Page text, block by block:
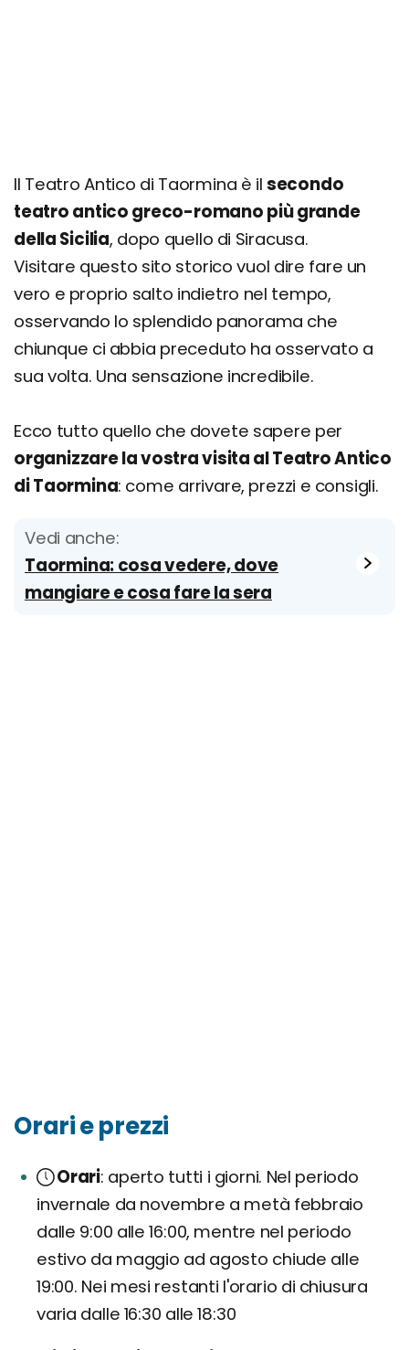
Il Teatro Antico di Taormina è il secondo
teatro antico greco-romano più grande
della Sicilia, dopo quello di Siracusa.
Visitare questo sito storico vuol dire fare un
vero e proprio salto indietro nel tempo,
osservando lo splendido panorama che
chiunque ci abbia preceduto ha osservato a
sua volta. Una sensazione incredibile.
Ecco tutto quello che dovete sapere per
organizzare la vostra visita al Teatro Antico
di Taormina: come arrivare, prezzi e consigli.
Vedi anche:
Taormina: cosa vedere, dove
mangiare e cosa fare la sera
Orari e prezzi
Orari aperto tutti i giorni. Nel periodo
invernale da novembre a metà febbraio
dalle 9:00 alle 16:00, mentre nel periodo
estivo da maggio ad agosto chiude alle
19:00. Nei mesi restanti l'orario di chiusura
varia dalle 16:30 alle 18:30